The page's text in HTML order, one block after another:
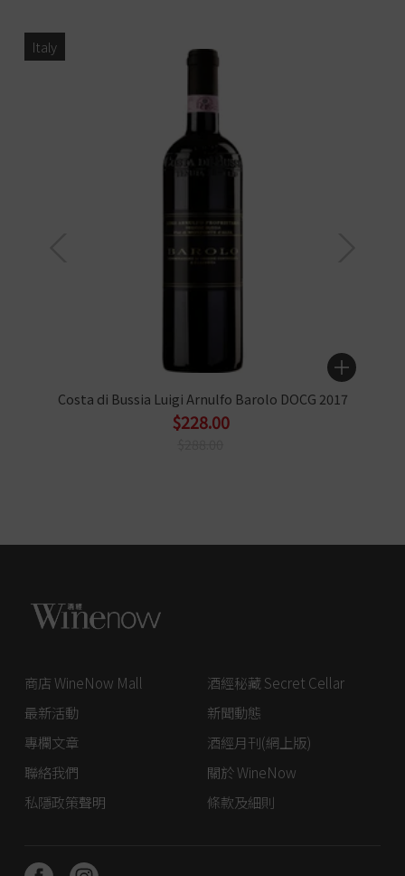
Italy
Costa di Bussia Luigi Arnulfo Barolo DOCG 2017
$228.00
商店 WineNow Mall
酒經秘藏 Secret Cellar
最新活動
新聞動態
專欄文章
酒經月刊(網上版)
聯絡我們
關於 WineNow
私隱政策聲明
條款及細則